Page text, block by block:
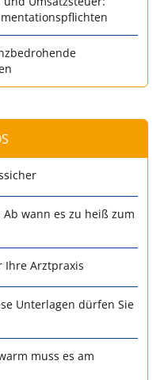
wann es zu heiß zum
Arztpraxis
Unterlagen dürfen Sie
muss es am